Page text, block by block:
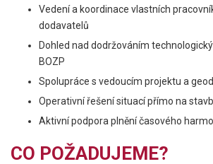
Vedení a koordinace vlastních
dodavatelů
Dohled nad dodržováním
BOZP
Spolupráce s vedoucím projektu a
Operativní řešení situací přímo na
Aktivní podpora plnění časového
CO POŽADUJEME?